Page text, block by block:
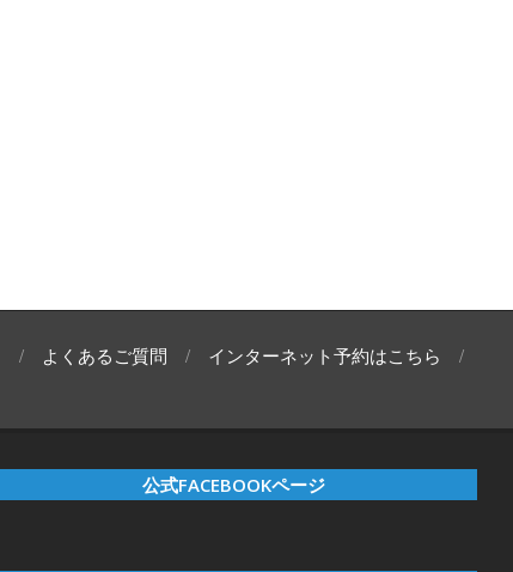
よくあるご質問
インターネット予約はこちら
公式FACEBOOKページ